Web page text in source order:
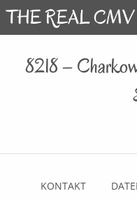
8218 –
KONTAKT